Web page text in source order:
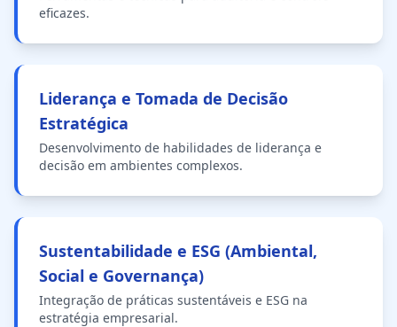
eficazes.
Liderança e Tomada de Decisão
Estratégica
Desenvolvimento de habilidades de liderança e
decisão em ambientes complexos.
Sustentabilidade e ESG (Ambiental,
Social e Governança)
Integração de práticas sustentáveis e ESG na
estratégia empresarial.